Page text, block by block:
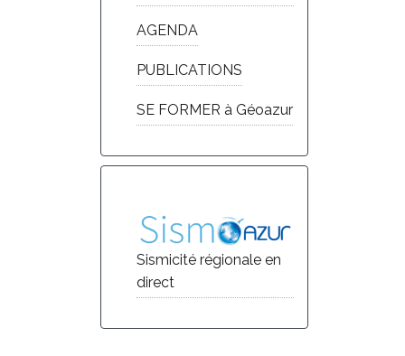
AGENDA
PUBLICATIONS
SE FORMER à Géoazur
Sismicité régionale en
direct